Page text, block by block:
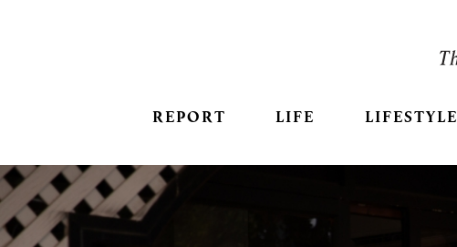
REPORT LIFE LIFESTYLE